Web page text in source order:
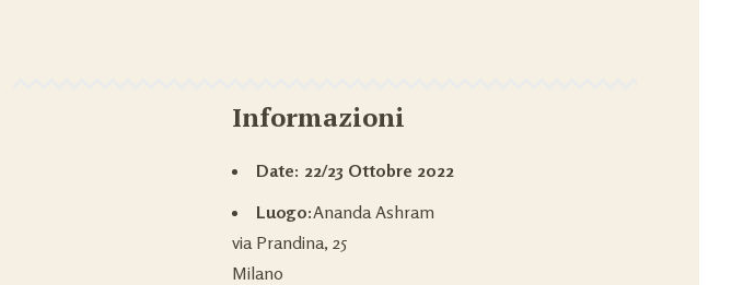
Informazioni
Date: 22/23 Ottobre 2022
Luogo:Ananda Ashram
via Prandina, 25
Milano